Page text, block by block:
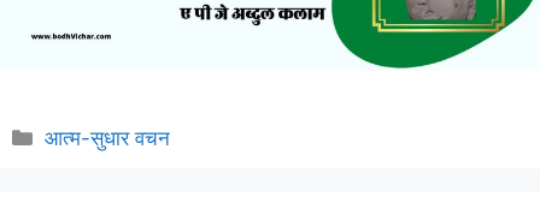
Categories
आत्म-सुधार वचन